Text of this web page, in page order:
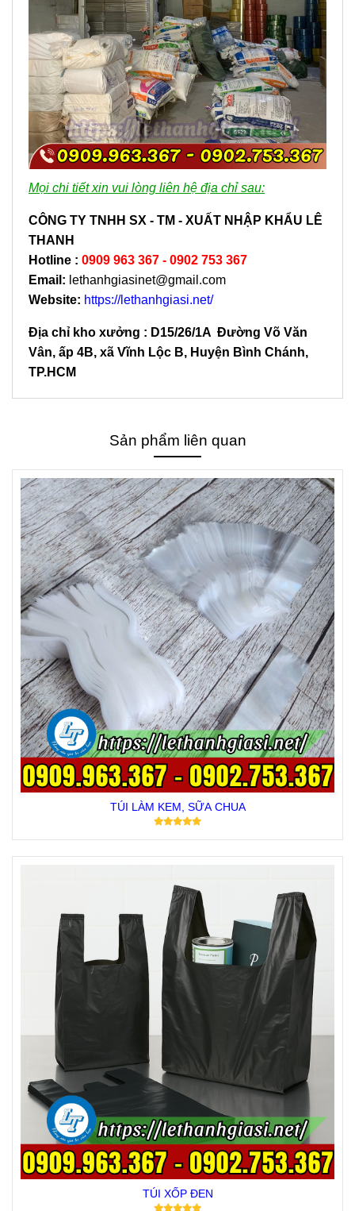
Mọi chi tiết xin vui lòng liên hệ địa chỉ sau:
CÔNG TY TNHH SX - TM - XUẤT NHẬP KHẨU LÊ
THANH
Hotline : 0909 963 367 - 0902 753 367
Email: lethanhgiasinet@gmail.com
Website: https://lethanhgiasi.net/
Địa chỉ kho xưởng : D15/26/1A Đường Võ Văn
Vân, ấp 4B, xã Vĩnh Lộc B, Huyện Bình Chánh,
TP.HCM
Sản phẩm liên quan
TÚI LÀM KEM, SỮA CHUA
TÚI XỐP ĐEN